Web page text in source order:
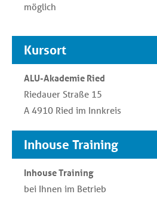
möglich
Kursort
ALU-Akademie Ried
Riedauer Straße 15
A 4910 Ried im Innkreis
Inhouse Training
Inhouse Training
bei Ihnen im Betrieb